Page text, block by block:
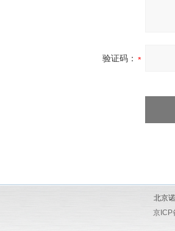
验证码：
北京
京ICP